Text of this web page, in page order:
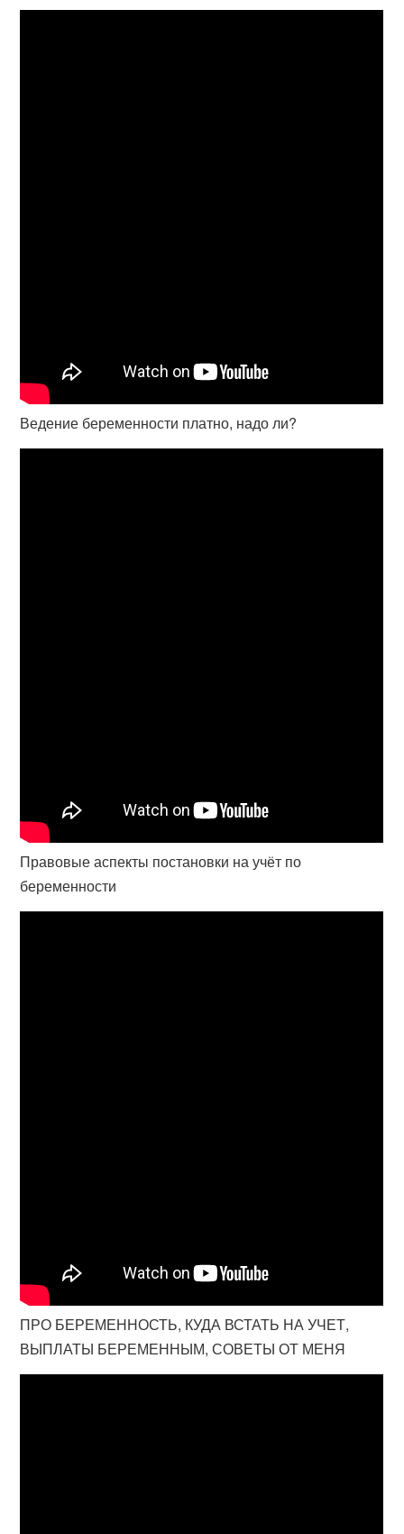
Ведение беременности платно, надо ли?
Правовые аспекты постановки на учёт по
беременности
ПРО БЕРЕМЕННОСТЬ, КУДА ВСТАТЬ НА УЧЕТ,
ВЫПЛАТЫ БЕРЕМЕННЫМ, СОВЕТЫ ОТ МЕНЯ